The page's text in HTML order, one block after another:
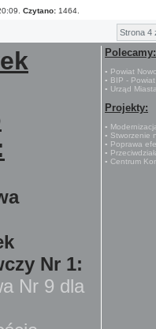
Czytano: 1464.
Strona 4
Nr 1:
Nr 9 dla
Polecamy:
▪ Powiat
▪ BIP -
▪ Urząd
Projekty:
▪
▪ Stworzenie
▪ Poprawa
▪
▪ Centrum